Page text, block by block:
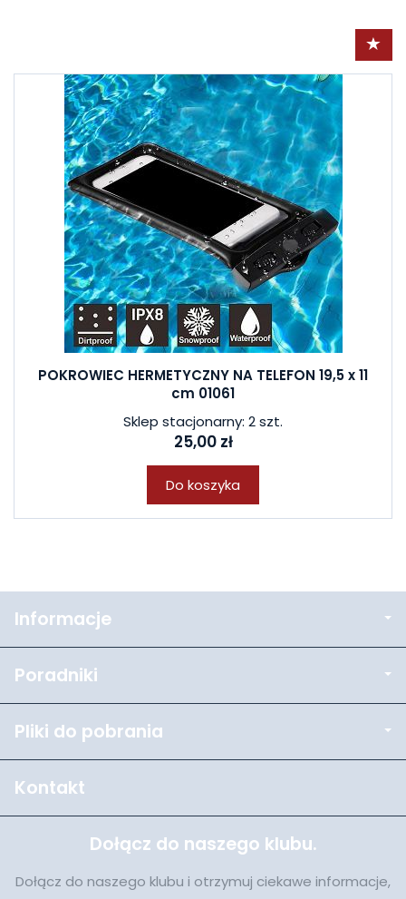
POKROWIEC HERMETYCZNY NA TELEFON 19,5 x 11
cm 01061
Sklep stacjonarny: 2 szt.
25,00 zł
Do koszyka
Informacje
Poradniki
Pliki do pobrania
Kontakt
Dołącz do naszego klubu.
Dołącz do naszego klubu i otrzymuj ciekawe informacje,